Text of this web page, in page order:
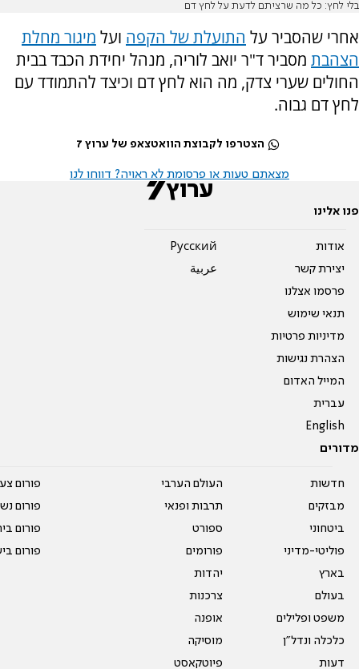
בלי לחץ: כל מה שרציתם לדעת על לחץ דם
אחרי שהסביר על התועלת של הקפה ועל מיגור מחלת
הצהבת מסביר ד"ר יואב לוריה, מנהל יחידת הכבד בבית
החולים שערי צדק, מה הוא לחץ דם וכיצד להתמודד עם
לחץ דם גבוה.
הצטרפו לקבוצת הוואטצאפ של ערוץ 7
מצאתם טעות או פרסומת לא ראויה? דווחו לנו
פנו אלינו
אודות
יצירת קשר
פרסמו אצלנו
תנאי שימוש
מדיניות פרטיות
הצהרת נגישות
המייל האדום
עברית
English
Pусский
عربية
מדורים
חדשות
מבזקים
ביטחוני
פוליטי-מדיני
בארץ
בעולם
משפט ופלילים
כלכלה ונדל"ן
דעות
העולם הערבי
תרבות ופנאי
ספורט
פורומים
יהדות
צרכנות
אופנה
מוסיקה
פיוטקאסט
פורום
פורום
פורום
פורום